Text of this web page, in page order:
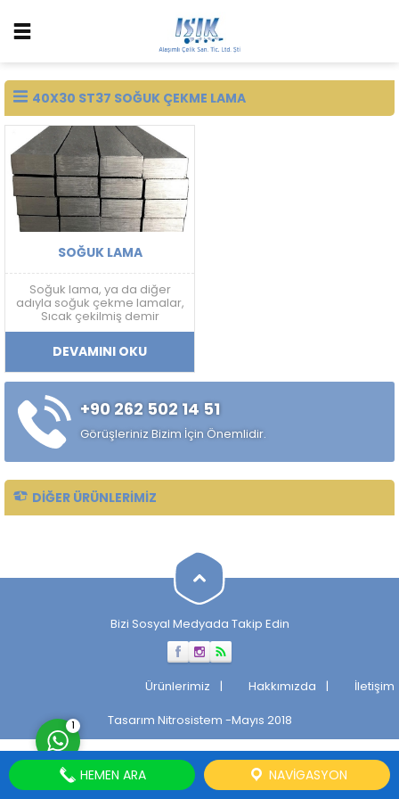
40X30 ST37 SOĞUK ÇEKME LAMA
SOĞUK LAMA
Soğuk lama, ya da diğer
adıyla soğuk çekme lamalar,
Sıcak çekilmiş demir
hammaddelerinin tekrar bir
işlemden geçirilerek, Esnek
ve dayanıklı bir hale
getirilmesi aynı zamanda
pürüzsüz bir hale gelmesi ile
oluşan bir ürün çeşididir.
Soğuk lamalar oranları
değişmekle birlikte ▭...
DEVAMINI OKU
+90 262 502 14 51
Görüşleriniz Bizim İçin Önemlidir.
DIĞER ÜRÜNLERIMIZ
Bizi Sosyal Medyada Takip Edin
Ürünlerimiz Hakkımızda
İletişim
Tasarım Nitrosistem -Mayıs 2018
Cevap Yaz
1
HEMEN ARA NAVIGASYON